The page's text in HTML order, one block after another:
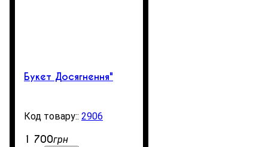
Букет Досягнення"
2906
1 700грн